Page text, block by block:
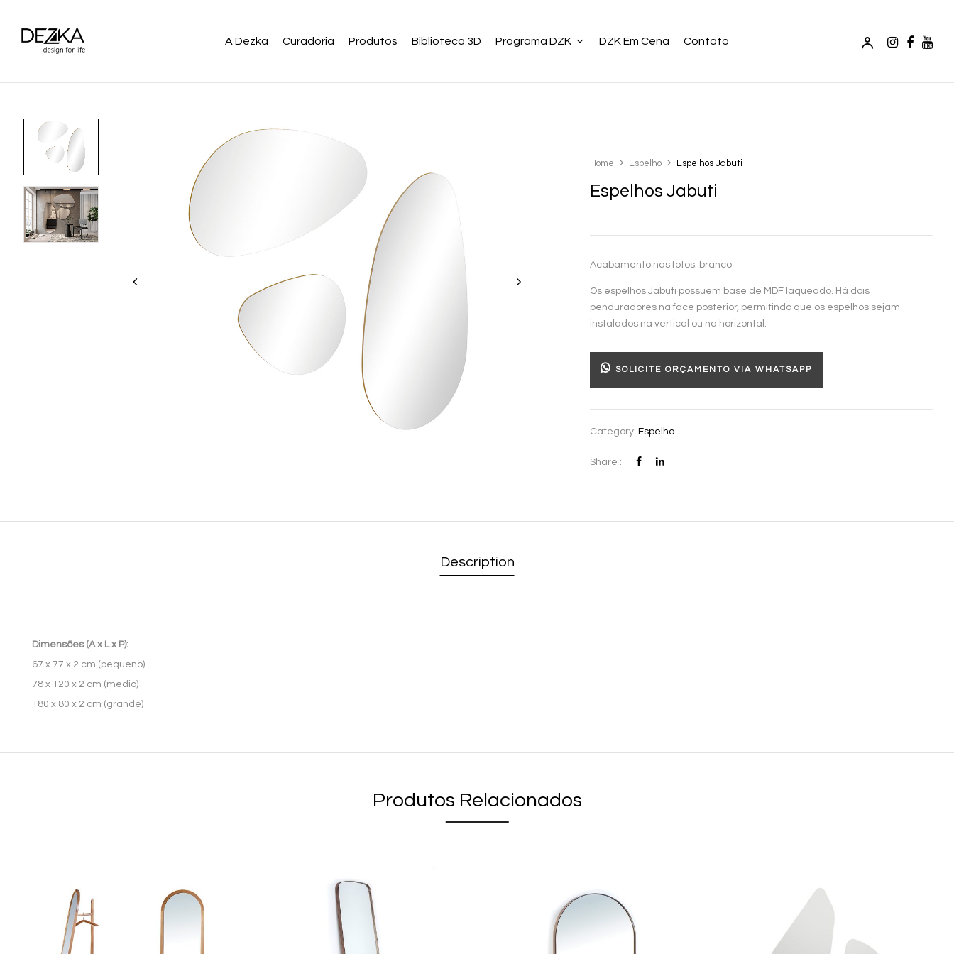
A Dezka Curadoria Produtos Biblioteca 3D Programa DZK DZK Em Cena Contato
Home Espelho Espelhos Jabuti
Espelhos Jabuti
Acabamento nas fotos: branco
Os espelhos Jabuti possuem base de MDF laqueado. Há dois
penduradores na face posterior, permitindo que os espelhos sejam
instalados na vertical ou na horizontal.
SOLICITE ORÇAMENTO VIA WHATSAPP
Category: Espelho
Share :
Description
Dimensões (A x L x P):
67 x 77 x 2 cm (pequeno)
78 x 120 x 2 cm (médio)
180 x 80 x 2 cm (grande)
Produtos Relacionados